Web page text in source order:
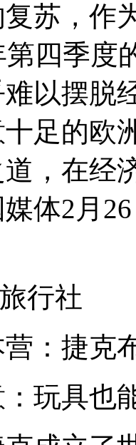
苏，作
第四季度
以摆脱
足的欧
，在经
体2月
行社
：捷克
玩具也